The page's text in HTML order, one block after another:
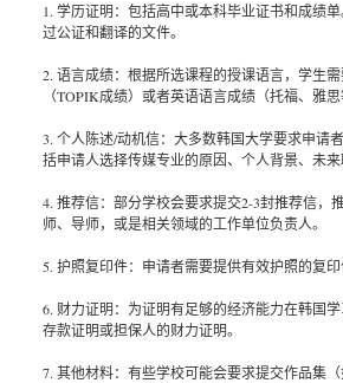
1. 学历证明：包括高中或本科毕业证书和成绩
过公证和翻译的文件。
2. 语言成绩：根据所选课程的授课语言，学生
（TOPIK成绩）或者英语语言成绩（托福、雅思
3. 个人陈述/动机信：大多数韩国大学要求申请
括申请人选择传媒专业的原因、个人背景、未来
4. 推荐信：部分学校会要求提交2-3封推荐信，
师、导师，或是相关领域的工作单位负责人。
5. 护照复印件：申请者需要提供有效护照的复印
6. 财力证明：为证明有足够的经济能力在韩国
存款证明或担保人的财力证明。
7. 其他材料：有些学校可能会要求提交作品集